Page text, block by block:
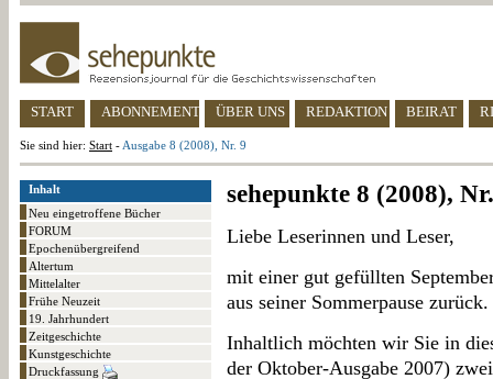
START ABONNEMENT ÜBER UNS REDAKTION BEIRAT
Sie sind hier: Start - Ausgabe 8 (2008), Nr. 9
Inhalt
Neu eingetroffene Bücher
FORUM
Epochenübergreifend
Altertum
Mittelalter
Frühe Neuzeit
19. Jahrhundert
Zeitgeschichte
Kunstgeschichte
Druckfassung
sehepunkte 8 (2008),
Liebe Leserinnen und Leser,
mit einer gut gefüllten
aus seiner Sommerpause zurück.
Inhaltlich möchten wir Sie in
der Oktober-Ausgabe 2007)